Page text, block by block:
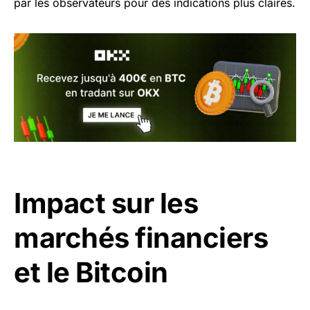
par les observateurs pour des indications plus claires.
Impact sur les
marchés financiers
et le Bitcoin